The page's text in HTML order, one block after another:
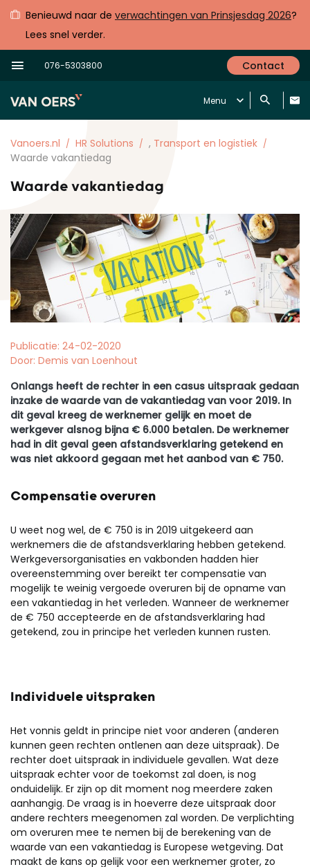
Benieuwd naar de verwachtingen van Prinsjesdag 2026?
Lees snel verder.
076-5303800 Contact
Menu
Vanoers.nl HR Solutions , Transport en logistiek
Waarde vakantiedag
Waarde vakantiedag
Publicatie: 24-02-2020
Door: Demis van Loenhout
Onlangs heeft de rechter in een casus uitspraak gedaan
inzake de waarde van de vakantiedag van voor 2019. In
dit geval kreeg de werknemer gelijk en moet de
werkgever alsnog bijna € 6.000 betalen. De werknemer
had in dit geval geen afstandsverklaring getekend en
was niet akkoord gegaan met het aanbod van € 750.
Compensatie overuren
U weet nog wel, de € 750 is in 2019 uitgekeerd aan
werknemers die de afstandsverklaring hebben getekend.
Werkgeversorganisaties en vakbonden hadden hier
overeenstemming over bereikt ter compensatie van
mogelijk te weinig vergoede overuren bij de opname van
een vakantiedag in het verleden. Wanneer de werknemer
de € 750 accepteerde en de afstandsverklaring had
getekend, zou in principe het verleden kunnen rusten.
Individuele uitspraken
Het vonnis geldt in principe niet voor anderen (anderen
kunnen geen rechten ontlenen aan deze uitspraak). De
rechter doet uitspraak in individuele gevallen. Wat deze
uitspraak echter voor de toekomst zal doen, is nog
onduidelijk. Er zijn op dit moment nog meerdere zaken
aanhangig. De vraag is in hoeverre deze uitspraak door
andere rechters meegenomen zal worden. De verplichting
om overuren mee te nemen bij de berekening van de
waarde van een vakantiedag is Europese wetgeving. Dat
maakt de kans op gelijk voor een werknemer groter, zo